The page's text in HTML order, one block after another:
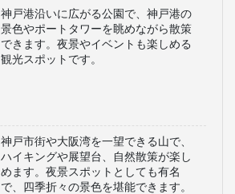
神戸港沿いに広がる公園で、神戸港の
景色やポートタワーを眺めながら散策
できます。夜景やイベントも楽しめる
観光スポットです。
神戸市街や大阪湾を一望できる山で、
ハイキングや展望台、自然散策が楽し
めます。夜景スポットとしても有名
で、四季折々の景色を堪能できます。